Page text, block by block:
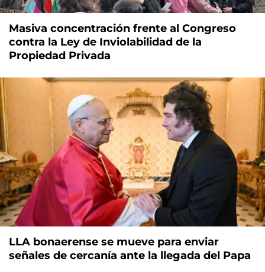
Masiva concentración frente al Congreso
contra la Ley de Inviolabilidad de la
Propiedad Privada
LLA bonaerense se mueve para enviar
señales de cercanía ante la llegada del Papa